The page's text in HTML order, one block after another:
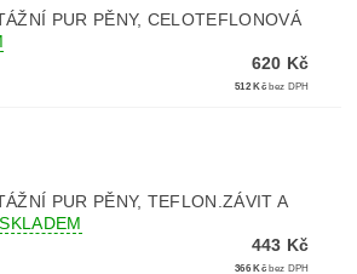
PUR PĚNY, CELOTEFLONOVÁ
620 Kč
512 Kč bez DPH
PUR PĚNY, TEFLON.ZÁVIT A
SKLADEM
443 Kč
366 Kč bez DPH